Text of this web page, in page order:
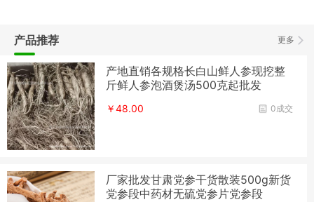
更多
产品推荐
产地直销各规格长白山鲜人参现挖整
斤鲜人参泡酒煲汤500克起批发
0成交
￥48.00
厂家批发甘肃党参干货散装500g新货
党参段中药材无硫党参片党参段